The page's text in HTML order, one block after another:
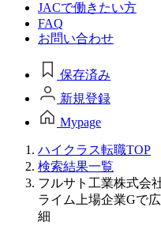
JACで働きたい方
FAQ
お問い合わせ
保存済み
新規登録
Mypage
ハイクラス転職TOP
検索結果一覧
フルサト工業株式会
ライム上場企業Gで
細